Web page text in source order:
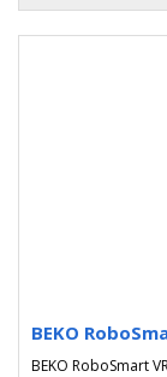
BEKO
BEKO RoboSmart